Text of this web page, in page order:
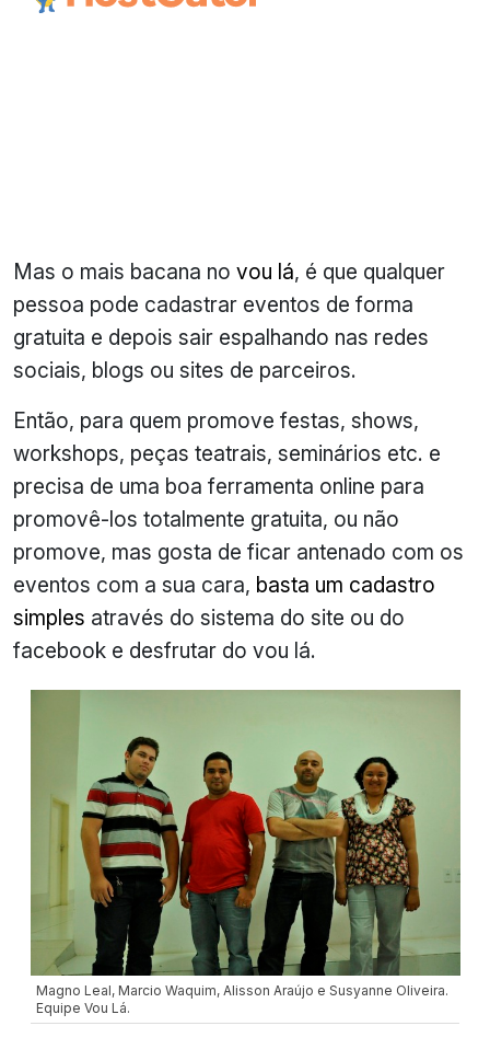
Mas o mais bacana no vou lá, é que qualquer
pessoa pode cadastrar eventos de forma
gratuita e depois sair espalhando nas redes
sociais, blogs ou sites de parceiros.
Então, para quem promove festas, shows,
workshops, peças teatrais, seminários etc. e
precisa de uma boa ferramenta online para
promovê-los totalmente gratuita, ou não
promove, mas gosta de ficar antenado com os
eventos com a sua cara, basta um cadastro
simples através do sistema do site ou do
facebook e desfrutar do vou lá.
Magno Leal, Marcio Waquim, Alisson Araújo e Susyanne Oliveira.
Equipe Vou Lá.